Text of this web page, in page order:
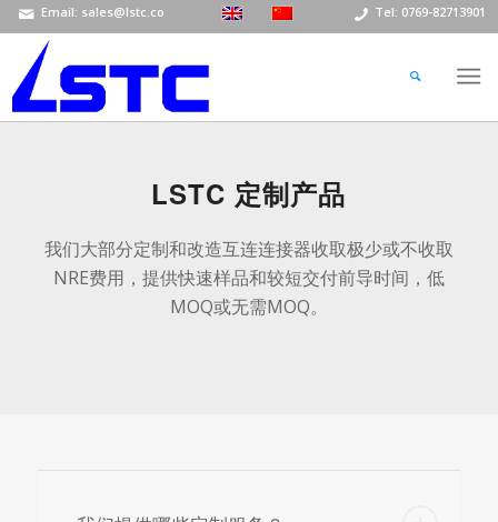
Email: sales@lstc.co Tel: 0769-82713901
LSTC 定制产品
我们大部分定制和改造互连连接器收取极少或不收取
NRE费用，提供快速样品和较短交付前导时间，低
MOQ或无需MOQ。